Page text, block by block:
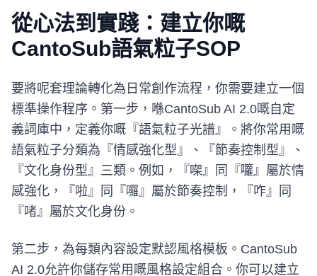
從心法到實踐：建立你嘅
CantoSub語氣粒子SOP
要將呢套理論轉化為日常創作流程，你需要建立一個
標準操作程序。第一步，喺CantoSub AI 2.0嘅自定
義詞庫中，定義你嘅『語氣粒子光譜』。將你常用嘅
語氣粒子分類為『情感強化型』、『節奏控制型』、
『文化身份型』三類。例如，『㗎』同『囖』屬於情
感強化，『啦』同『囉』屬於節奏控制，『咋』同
『啫』屬於文化身份。
第二步，為每類內容設定默認風格模板。CantoSub
AI 2.0允許你儲存常用嘅風格設定組合。你可以建立